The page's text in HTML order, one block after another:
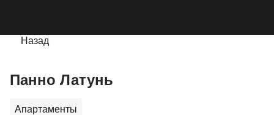
Назад
Панно Латунь
Апартаменты